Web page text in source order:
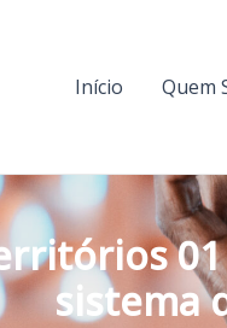
Início Quem
sistema